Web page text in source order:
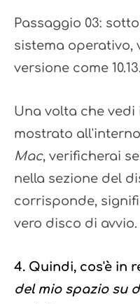
Passaggio 03:
sistema operativo,
versione come
Una volta che
mostrato all'interno
Mac, verificherai
nella sezione del
corrisponde,
vero disco di avvio.
4. Quindi, cos'è in
del mio spazio su